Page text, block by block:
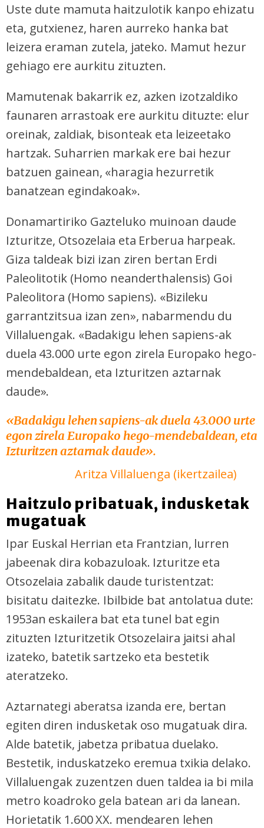
Uste dute mamuta haitzulotik kanpo ehizatu
eta, gutxienez, haren aurreko hanka bat
leizera eraman zutela, jateko. Mamut hezur
gehiago ere aurkitu zituzten.
Mamutenak bakarrik ez, azken izotzaldiko
faunaren arrastoak ere aurkitu dituzte: elur
oreinak, zaldiak, bisonteak eta leizeetako
hartzak. Suharrien markak ere bai hezur
batzuen gainean, «haragia hezurretik
banatzean egindakoak».
Donamartiriko Gazteluko muinoan daude
Izturitze, Otsozelaia eta Erberua harpeak.
Giza taldeak bizi izan ziren bertan Erdi
Paleolitotik (Homo neanderthalensis) Goi
Paleolitora (Homo sapiens). «Bizileku
garrantzitsua izan zen», nabarmendu du
Villaluengak. «Badakigu lehen sapiens-ak
duela 43.000 urte egon zirela Europako hego-
mendebaldean, eta Izturitzen aztarnak
daude».
«Badakigu lehen sapiens-ak duela 43.000 urte
egon zirela Europako hego-mendebaldean, eta
Izturitzen aztarnak daude».
Aritza Villaluenga (ikertzailea)
Haitzulo pribatuak, indusketak
mugatuak
Ipar Euskal Herrian eta Frantzian, lurren
jabeenak dira kobazuloak. Izturitze eta
Otsozelaia zabalik daude turistentzat:
bisitatu daitezke. Ibilbide bat antolatua dute:
1953an eskailera bat eta tunel bat egin
zituzten Izturitzetik Otsozelaira jaitsi ahal
izateko, batetik sartzeko eta bestetik
ateratzeko.
Aztarnategi aberatsa izanda ere, bertan
egiten diren indusketak oso mugatuak dira.
Alde batetik, jabetza pribatua duelako.
Bestetik, induskatzeko eremua txikia delako.
Villaluengak zuzentzen duen taldea ia bi mila
metro koadroko gela batean ari da lanean.
Horietatik 1.600 XX. mendearen lehen